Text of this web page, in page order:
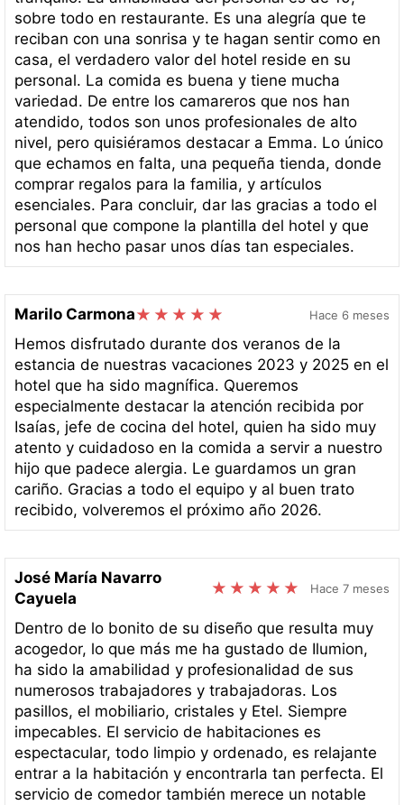
sobre todo en restaurante. Es una alegría que te
reciban con una sonrisa y te hagan sentir como en
casa, el verdadero valor del hotel reside en su
personal. La comida es buena y tiene mucha
variedad. De entre los camareros que nos han
atendido, todos son unos profesionales de alto
nivel, pero quisiéramos destacar a Emma. Lo único
que echamos en falta, una pequeña tienda, donde
comprar regalos para la familia, y artículos
esenciales. Para concluir, dar las gracias a todo el
personal que compone la plantilla del hotel y que
nos han hecho pasar unos días tan especiales.
Marilo Carmona Hace 6 meses
Hemos disfrutado durante dos veranos de la
estancia de nuestras vacaciones 2023 y 2025 en el
hotel que ha sido magnífica. Queremos
especialmente destacar la atención recibida por
Isaías, jefe de cocina del hotel, quien ha sido muy
atento y cuidadoso en la comida a servir a nuestro
hijo que padece alergia. Le guardamos un gran
cariño. Gracias a todo el equipo y al buen trato
recibido, volveremos el próximo año 2026.
José María Navarro
Cayuela
Hace 7 meses
Dentro de lo bonito de su diseño que resulta muy
acogedor, lo que más me ha gustado de Ilumion,
ha sido la amabilidad y profesionalidad de sus
numerosos trabajadores y trabajadoras. Los
pasillos, el mobiliario, cristales y Etel. Siempre
impecables. El servicio de habitaciones es
espectacular, todo limpio y ordenado, es relajante
entrar a la habitación y encontrarla tan perfecta. El
servicio de comedor también merece un notable